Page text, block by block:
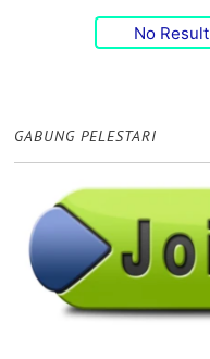
No Result
GABUNG PELESTARI